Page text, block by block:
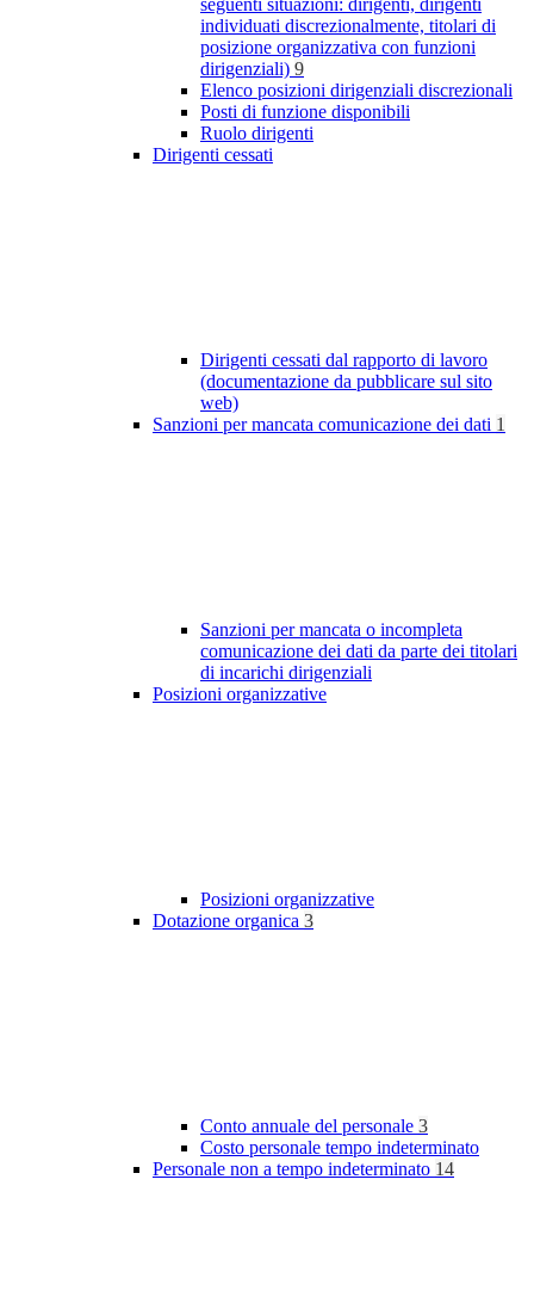
seguenti situazioni: dirigenti, dirigenti
individuati discrezionalmente, titolari di
posizione organizzativa con funzioni
dirigenziali) 9
Elenco posizioni dirigenziali discrezionali
Posti di funzione disponibili
Ruolo dirigenti
Dirigenti cessati
Dirigenti cessati dal rapporto di lavoro
(documentazione da pubblicare sul sito
web)
Sanzioni per mancata comunicazione dei dati 1
Sanzioni per mancata o incompleta
comunicazione dei dati da parte dei titolari
di incarichi dirigenziali
Posizioni organizzative
Posizioni organizzative
Dotazione organica 3
Conto annuale del personale 3
Costo personale tempo indeterminato
Personale non a tempo indeterminato 14